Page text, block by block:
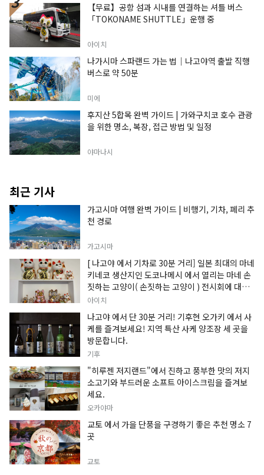
【무료】공항 섬과 시내를 연결하는 셔틀 버스
「TOKONAME SHUTTLE」운행 중
아이치
나가시마 스파랜드 가는 법｜나고야역 출발 직행
버스로 약 50분
미에
후지산 5합목 완벽 가이드 | 가와구치코 호수 관광
을 위한 명소, 복장, 접근 방법 및 일정
야마나시
최근 기사
가고시마 여행 완벽 가이드 | 비행기, 기차, 페리 추
천 경로
가고시마
[ 나고야 에서 기차로 30분 거리] 일본 최대의 마네
키네코 생산지인 도코나메시 에서 열리는 마네 손
짓하는 고양이( 손짓하는 고양이 ) 전시회에 대한
정보입니다.
아이치
나고야 에서 단 30분 거리! 기후현 오가키 에서 사
케를 즐겨보세요! 지역 특산 사케 양조장 세 곳을
방문합니다.
기후
"히루젠 저지랜드"에서 진하고 풍부한 맛의 저지
소고기와 부드러운 소프트 아이스크림을 즐겨보
세요.
오카야마
교토 에서 가을 단풍을 구경하기 좋은 추천 명소 7
곳
교토